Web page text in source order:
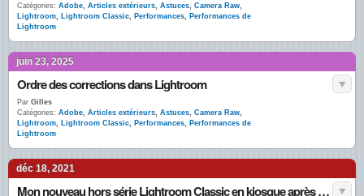
Catégories: Adobe, Articles extérieurs, Astuces, Camera Raw,
Lightroom, Lightroom Classic, Performances, Performances de
Lightroom
juin 23, 2025
Ordre des corrections dans Lightroom
Par Gilles
Catégories: Adobe, Articles extérieurs, Astuces, Camera Raw,
Lightroom, Lightroom Classic, Performances, Performances de
Lightroom
déc 18, 2021
Mon nouveau hors série Lightroom Classic en kiosque après Noël